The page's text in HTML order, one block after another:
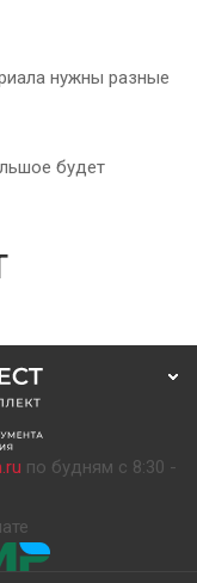
нужны разные
будет
по будням с 8:30 -